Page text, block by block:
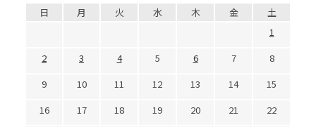
日 月 火 水 木 金
土
1
2
3 4 5 6 7
8
9
10 11 12 13 14
15
16
17 18 19 20 21
22